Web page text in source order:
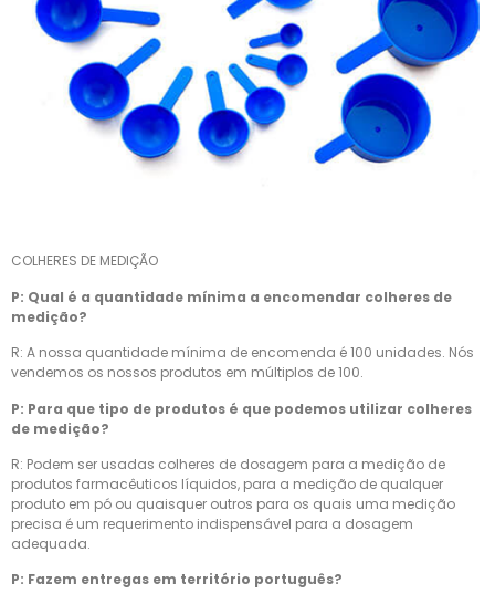
COLHERES DE MEDIÇÃO
P: Qual é a quantidade mínima a encomendar colheres de
medição?
R: A nossa quantidade mínima de encomenda é 100 unidades. Nós
vendemos os nossos produtos em múltiplos de 100.
P: Para que tipo de produtos é que podemos utilizar colheres
de medição?
R: Podem ser usadas colheres de dosagem para a medição de
produtos farmacêuticos líquidos, para a medição de qualquer
produto em pó ou quaisquer outros para os quais uma medição
precisa é um requerimento indispensável para a dosagem
adequada.
P: Fazem entregas em território português?